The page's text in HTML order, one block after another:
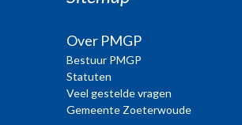
Over PMGP
Bestuur PMGP
Statuten
Veel gestelde vragen
Gemeente Zoeterwoude